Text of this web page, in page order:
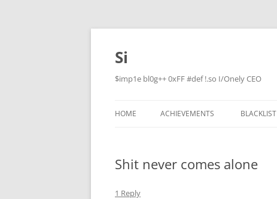
Skip
content
Si
$imp1e bl0g++ 0xFF #def !.so I/Onely CEO
HOME ACHIEVEMENTS BLACKLIST
Shit never comes alone
1 Reply